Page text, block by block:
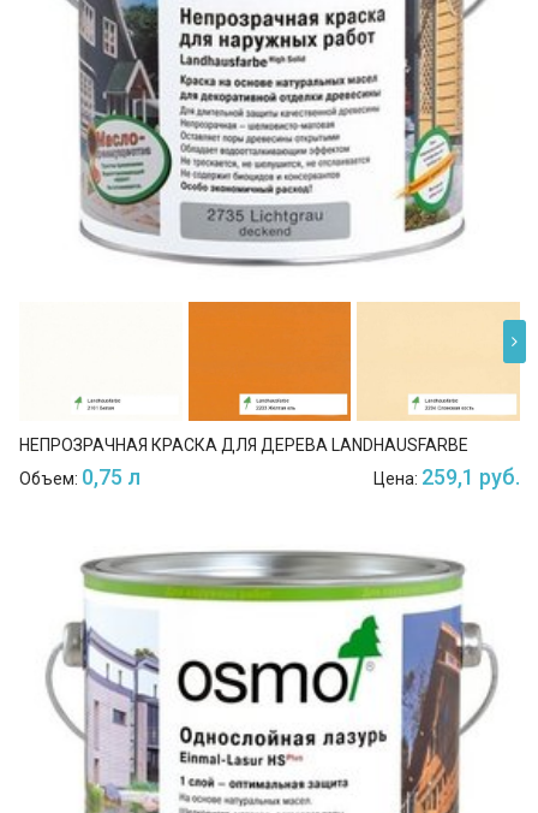
НЕПРОЗРАЧНАЯ КРАСКА ДЛЯ ДЕРЕВА LANDHAUSFARBE
Объем: 0,75 л Цена: 259,1 руб.